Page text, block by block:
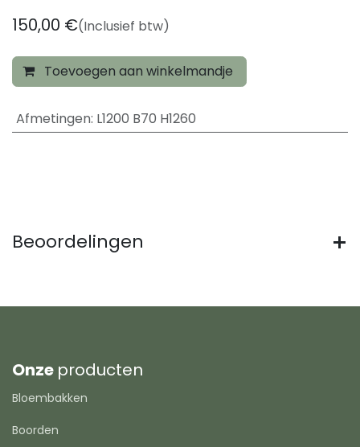
150,00 €(Inclusief btw)
Toevoegen aan winkelmandje
Afmetingen: L1200 B70 H1260
Beoordelingen
Onze producten
Bloembakken
Boorden